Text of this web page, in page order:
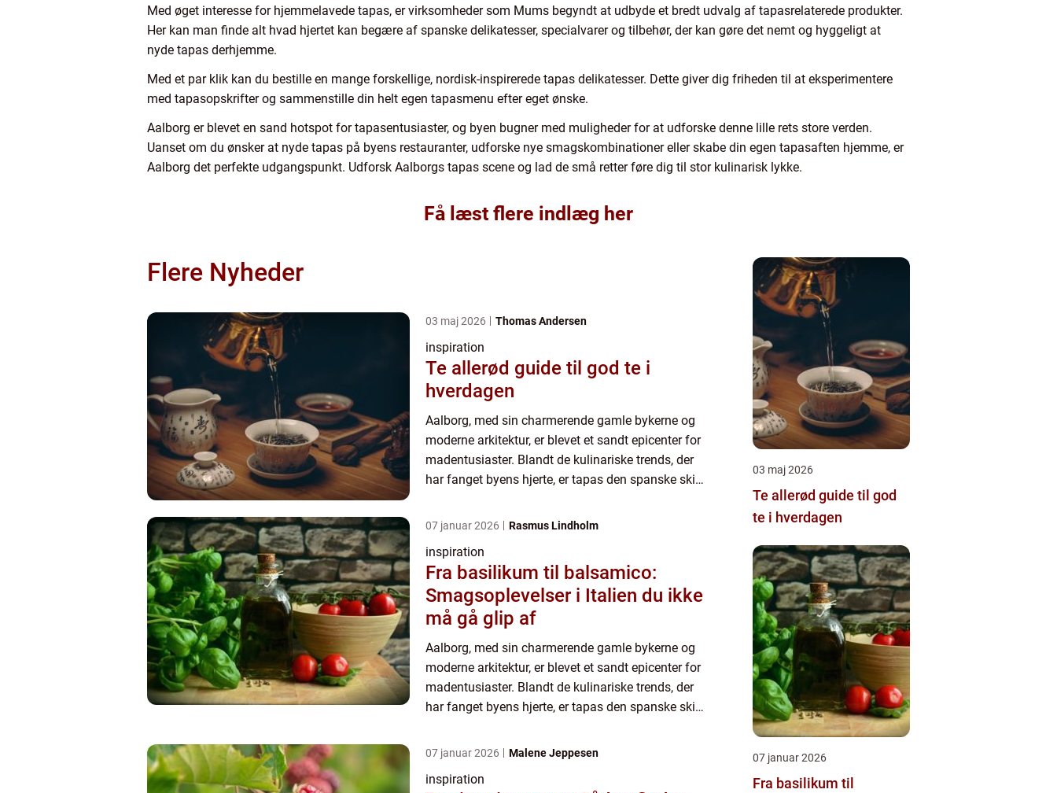
Med øget interesse for hjemmelavede tapas, er virksomheder som Mums begyndt at udbyde et bredt udvalg af tapasrelaterede produkter.
Her kan man finde alt hvad hjertet kan begære af spanske delikatesser, specialvarer og tilbehør, der kan gøre det nemt og hyggeligt at
nyde tapas derhjemme.
Med et par klik kan du bestille en mange forskellige, nordisk-inspirerede tapas delikatesser. Dette giver dig friheden til at eksperimentere
med tapasopskrifter og sammenstille din helt egen tapasmenu efter eget ønske.
Aalborg er blevet en sand hotspot for tapasentusiaster, og byen bugner med muligheder for at udforske denne lille rets store verden.
Uanset om du ønsker at nyde tapas på byens restauranter, udforske nye smagskombinationer eller skabe din egen tapasaften hjemme, er
Aalborg det perfekte udgangspunkt. Udforsk Aalborgs tapas scene og lad de små retter føre dig til stor kulinarisk lykke.
Få læst flere indlæg her
Flere Nyheder
03 maj 2026 Thomas Andersen
inspiration
Te allerød guide til god te i
hverdagen
Aalborg, med sin charmerende gamle bykerne og
moderne arkitektur, er blevet et sandt epicenter for
madentusiaster. Blandt de kulinariske trends, der
har fanget byens hjerte, er tapas den spanske skik,
07 januar 2026 Rasmus Lindholm
inspiration
Fra basilikum til balsamico:
Smagsoplevelser i Italien du ikke
må gå glip af
Aalborg, med sin charmerende gamle bykerne og
moderne arkitektur, er blevet et sandt epicenter for
madentusiaster. Blandt de kulinariske trends, der
har fanget byens hjerte, er tapas den spanske skik,
07 januar 2026 Malene Jeppesen
inspiration
03 maj 2026
Te allerød guide til god
te i hverdagen
07 januar 2026
Fra basilikum til